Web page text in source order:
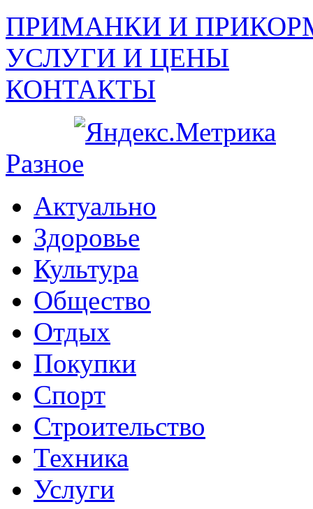
ПРИМАНКИ И
УСЛУГИ И ЦЕНЫ
КОНТАКТЫ
Разное
Актуально
Здоровье
Культура
Общество
Отдых
Покупки
Спорт
Строительство
Техника
Услуги